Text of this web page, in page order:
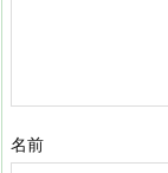
名前